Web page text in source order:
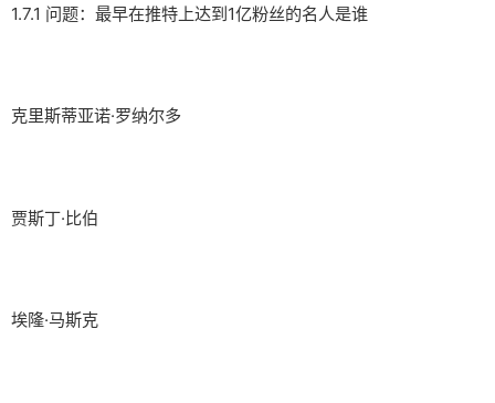
1.7.1 问题：最早在推特上达到1亿粉丝的名人是谁
克里斯蒂亚诺·罗纳尔多
贾斯丁·比伯
埃隆·马斯克